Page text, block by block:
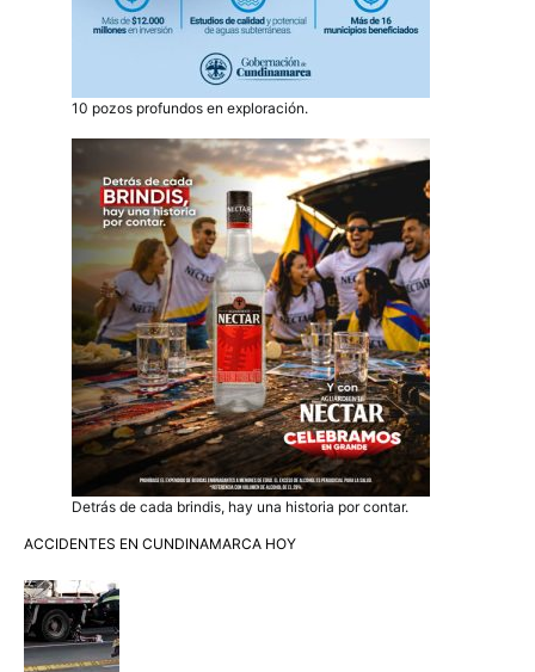
10 pozos profundos en exploración.
Detrás de cada brindis, hay una historia por contar.
ACCIDENTES EN CUNDINAMARCA HOY